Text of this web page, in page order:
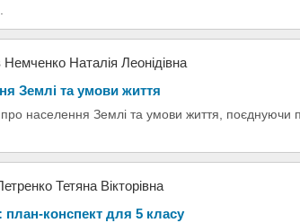
Наталія Леонідівна
Землі та умови життя
про населення Землі та умови життя, поєднуючи
Тетяна Вікторівна
конспект для 5 класу